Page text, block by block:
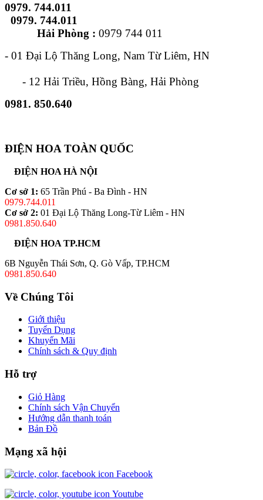
0979. 744.011
0979. 744.011
Hải Phòng : 0979 744 011
- 01 Đại Lộ Thăng Long, Nam Từ Liêm, HN
- 12 Hải Triều, Hồng Bàng, Hải Phòng
0981. 850.640
ĐIỆN HOA TOÀN QUỐC
ĐIỆN HOA HÀ NỘI
Cơ sở 1: 65 Trần Phú - Ba Đình - HN
0979.744.011
Cơ sở 2: 01 Đại Lộ Thăng Long-Từ Liêm - HN
0981.850.640
ĐIỆN HOA TP.HCM
6B Nguyễn Thái Sơn, Q. Gò Vấp, TP.HCM
0981.850.640
Về Chúng Tôi
Giới thiệu
Tuyển Dụng
Khuyến Mãi
Chính sách & Quy định
Hỗ trợ
Giỏ Hàng
Chính sách Vận Chuyển
Hướng dẫn thanh toán
Bản Đồ
Mạng xã hội
Facebook
Youtube